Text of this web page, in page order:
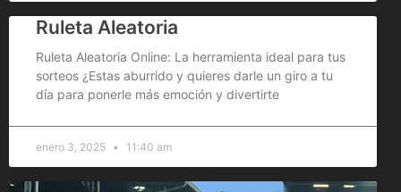
Ruleta Aleatoria
Ruleta Aleatoria Online: La herramienta ideal para tus
sorteos ¿Estas aburrido y quieres darle un giro a tu
día para ponerle más emoción y divertirte
enero 3, 2025 11:40 am